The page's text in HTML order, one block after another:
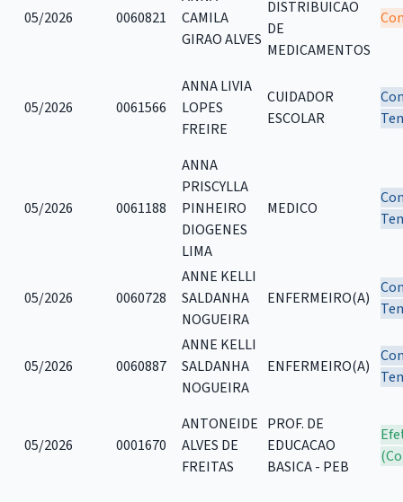
05/2026 0060821
CAMILA
GIRAO ALVES
DISTRIBUICAO
DE
MEDICAMENTOS
05/2026 0061566
ANNA LIVIA
LOPES
FREIRE
CUIDADOR
ESCOLAR
05/2026 0061188
ANNA
PRISCYLLA
PINHEIRO
DIOGENES
LIMA
MEDICO
05/2026 0060728
ANNE KELLI
SALDANHA
NOGUEIRA
ENFERMEIRO(A)
05/2026 0060887
ANNE KELLI
SALDANHA
NOGUEIRA
ENFERMEIRO(A)
05/2026 0001670
ANTONEIDE
ALVES DE
FREITAS
PROF. DE
EDUCACAO
BASICA - PEB